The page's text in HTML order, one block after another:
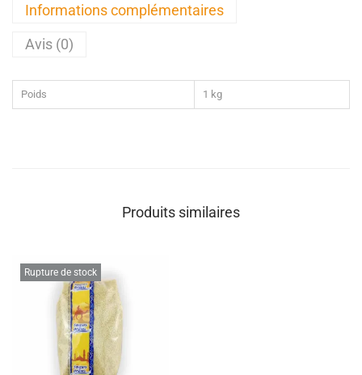
Informations complémentaires
Avis (0)
Poids 1 kg
Produits similaires
Rupture de stock